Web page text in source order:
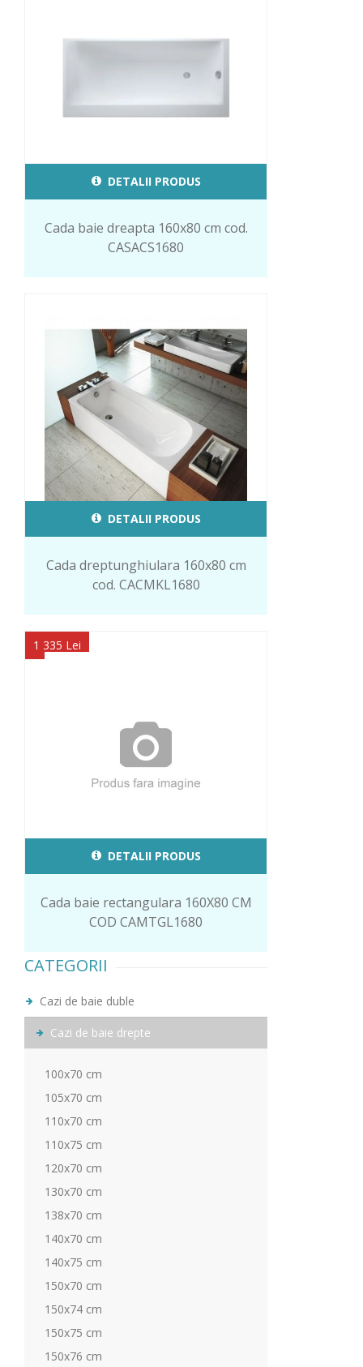
DETALII PRODUS
Cada baie dreapta 160x80 cm cod.
CASACS1680
DETALII PRODUS
Cada dreptunghiulara 160x80 cm
cod. CACMKL1680
1 335 Lei
DETALII PRODUS
Cada baie rectangulara 160X80 CM
COD CAMTGL1680
CATEGORII
Cazi de baie duble
Cazi de baie drepte
100x70 cm
105x70 cm
110x70 cm
110x75 cm
120x70 cm
130x70 cm
138x70 cm
140x70 cm
140x75 cm
150x70 cm
150x74 cm
150x75 cm
150x76 cm